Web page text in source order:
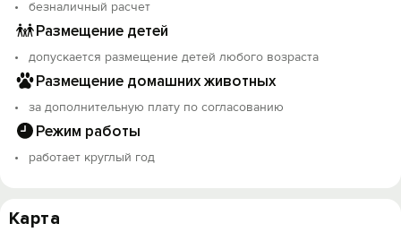
безналичный расчет
Размещение детей
допускается размещение детей любого возраста
Размещение домашних животных
за дополнительную плату по согласованию
Режим работы
работает круглый год
Карта